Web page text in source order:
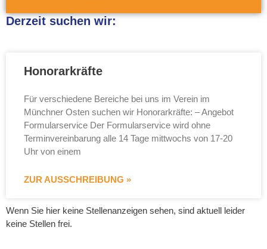
Derzeit suchen wir:
Honorarkräfte
Für verschiedene Bereiche bei uns im Verein im
Münchner Osten suchen wir Honorarkräfte: – Angebot
Formularservice Der Formularservice wird ohne
Terminvereinbarung alle 14 Tage mittwochs von 17-20
Uhr von einem
ZUR AUSSCHREIBUNG »
Wenn Sie hier keine Stellenanzeigen sehen, sind aktuell leider
keine Stellen frei.